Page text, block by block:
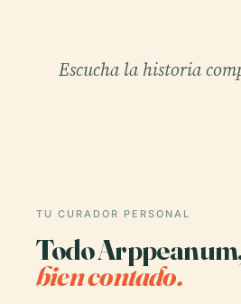
Escucha la historia
TU CURADOR PERSONAL
Todo
bien contado.